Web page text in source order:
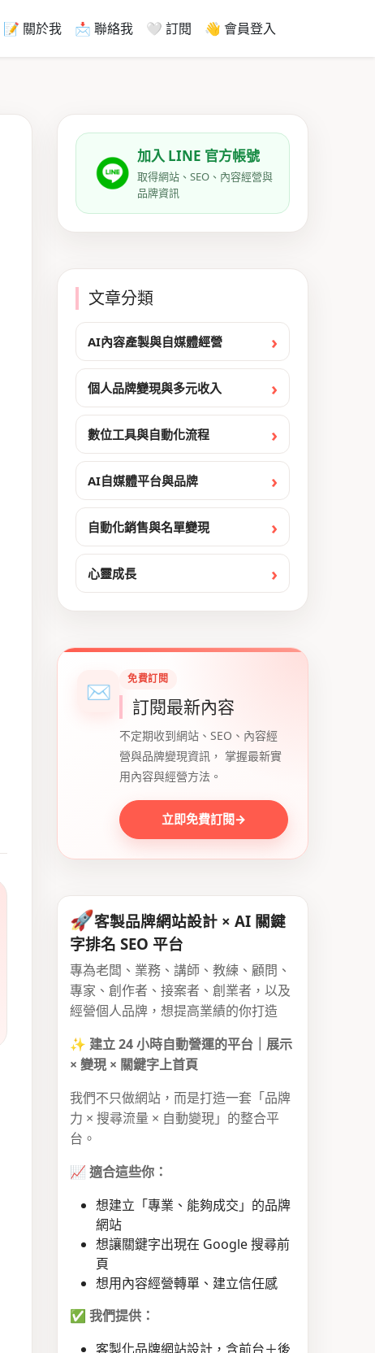
📝 關於我 📩 聯絡我 🤍 訂閱 👋 會員登入
加入 LINE 官方帳號
取得網站、SEO、內容經營與
品牌資訊
文章分類
AI內容產製與自媒體經營
個人品牌變現與多元收入
數位工具與自動化流程
AI自媒體平台與品牌
自動化銷售與名單變現
心靈成長
✉ 免費訂閱
訂閱最新內容
不定期收到網站、SEO、內容經
營與品牌變現資訊， 掌握最新實
用內容與經營方法。
立即免費訂閱→
🚀客製品牌網站設計 × AI 關鍵
字排名 SEO 平台
專為老闆、業務、講師、教練、顧問、
專家、創作者、接案者、創業者，以及
經營個人品牌，想提高業績的你打造
✨ 建立 24 小時自動營運的平台｜展示
× 變現 × 關鍵字上首頁
我們不只做網站，而是打造一套「品牌
力 × 搜尋流量 × 自動變現」的整合平
台。
📈 適合這些你：
想建立「專業、能夠成交」的品牌
網站
想讓關鍵字出現在 Google 搜尋前
頁
想用內容經營轉單、建立信任感
✅ 我們提供：
客製化品牌網站設計，含前台＋後